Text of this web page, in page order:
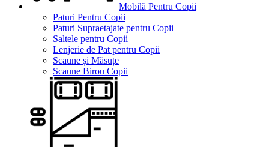
Mobilă Pentru Copii
Paturi Pentru Copii
Paturi Supraetajate pentru Copii
Saltele pentru Copii
Lenjerie de Pat pentru Copii
Scaune și Măsuțe
Scaune Birou Copii